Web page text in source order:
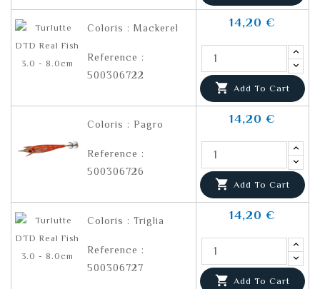
Coloris : Mackerel
Reference :
500306722
14,20 €
 Add To Cart
Coloris : Pagro
Reference :
500306726
14,20 €
 Add To Cart
Coloris : Triglia
Reference :
500306727
14,20 €
 Add To Cart